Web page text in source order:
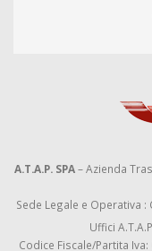
A.T.A.P. SPA– Azienda
Sede Legale e Operativa
Uffici
Codice Fiscale/Partita Iva: